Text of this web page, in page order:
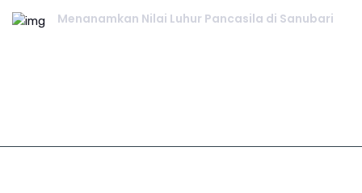
Menanamkan Nilai Luhur Pancasila di Sanubari